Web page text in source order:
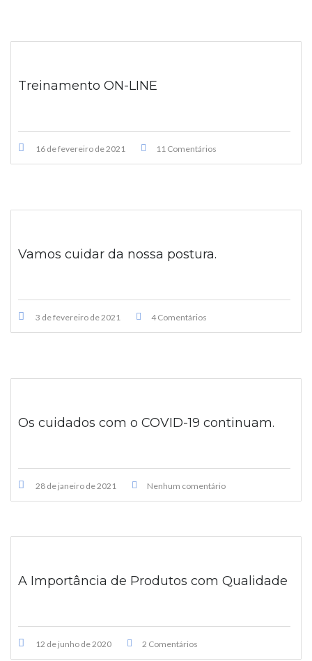
Treinamento ON-LINE
16 de fevereiro de 2021 11 Comentários
Vamos cuidar da nossa postura.
3 de fevereiro de 2021 4 Comentários
Os cuidados com o COVID-19 continuam.
28 de janeiro de 2021 Nenhum comentário
A Importância de Produtos com Qualidade
12 de junho de 2020 2 Comentários